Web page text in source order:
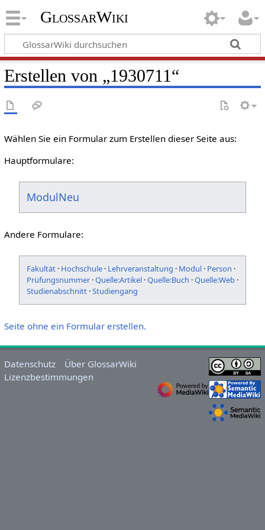
GlossarWiki
Erstellen von „1930711“
Wählen Sie ein Formular zum Erstellen dieser Seite aus:
Hauptformulare:
ModulNeu
Andere Formulare:
Fakultät · Hochschule · Lehrveranstaltung · Modul · Person ·
Prüfungsnummer ·Quelle:Artikel ·Quelle:Buch ·Quelle:Web ·
Studienabschnitt ·Studiengang
Seite ohne ein Formular erstellen.
Datenschutz
Über GlossarWiki
Lizenzbestimmungen